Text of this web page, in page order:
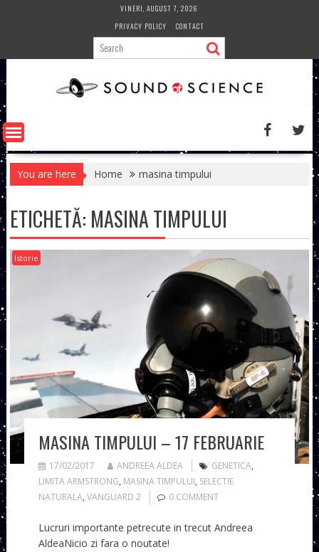
VINERI, AUGUST 7, 2026
PRIVACY POLICY
CONTACT
You are here Home masina timpului
ETICHETĂ: MASINA TIMPULUI
Istorie
MASINA TIMPULUI – 17 FEBRUARIE
17/02/2017 ANDREEA ALDEA GENETICA,
LIMITA ARMSTRONG, MASINA TIMPULUI, SELECTIE
NATURALA, VANGUARD 2 0 COMMENT
Lucruri importante petrecute in trecut Andreea
AldeaNicio zi fara o noutate!